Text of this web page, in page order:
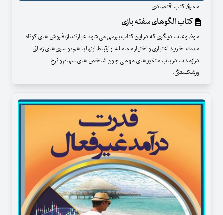
معرفی کتب اقتصادی
کتاب الگوهای سفته بازی
موضوعات دیگری که در این کتاب بررسی می شود عبارتند از: فروش های کوتاه
مدت، خرید اعتباری و اختیار معامله، و ارتباط اینها با هم؛ و سری‌های زمانی
درازمدت در باب متغیر های مهمی چون شاخص های سهام و نرخ
ورشکستگی.